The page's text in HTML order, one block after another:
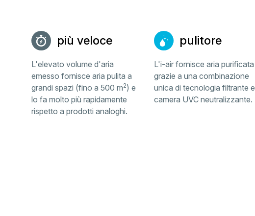
più veloce
L'elevato volume d'aria
emesso fornisce aria pulita a
grandi spazi (fino a 500 m2) e
lo fa molto più rapidamente
rispetto a prodotti analoghi.
pulitore
L'i-air fornisce aria purificata
grazie a una combinazione
unica di tecnologia filtrante e
camera UVC neutralizzante.